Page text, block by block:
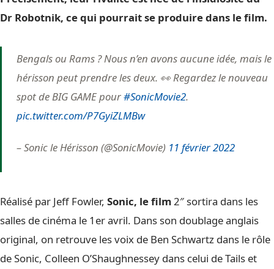
Dr Robotnik, ce qui pourrait se produire dans le film.
Bengals ou Rams ? Nous n’en avons aucune idée, mais le
hérisson peut prendre les deux. 👀 Regardez le nouveau
spot de BIG GAME pour#SonicMovie2.
pic.twitter.com/P7GyiZLMBw
– Sonic le Hérisson (@SonicMovie) 11 février 2022
Réalisé par Jeff Fowler, Sonic, le film2″ sortira dans les
salles de cinéma le 1er avril. Dans son doublage anglais
original, on retrouve les voix de Ben Schwartz dans le rôle
de Sonic, Colleen O’Shaughnessey dans celui de Tails et